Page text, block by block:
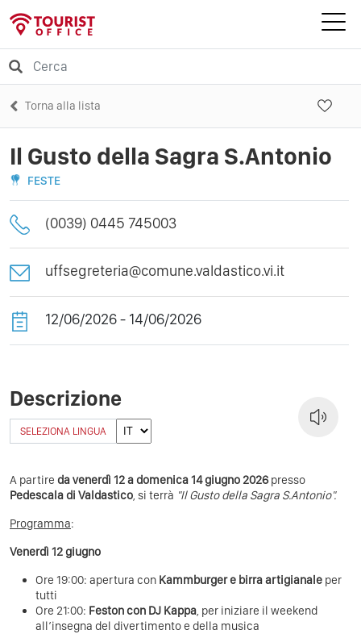
Torna alla lista
Il Gusto della Sagra S.Antonio
FESTE
(0039) 0445 745003
uffsegreteria@comune.valdastico.vi.it
12/06/2026 - 14/06/2026
Descrizione
SELEZIONA LINGUA
A partire da venerdì 12 a domenica 14 giugno 2026presso
Pedescala di Valdastico , si terrà "Il Gusto della Sagra S.Antonio".
Programma:
Venerdì 12 giugno
Ore 19:00: apertura con Kammburger e birra artigianale per
tutti
Ore 21:00: Feston con DJ Kappa , per iniziare il weekend
all’insegna del divertimento e della musica